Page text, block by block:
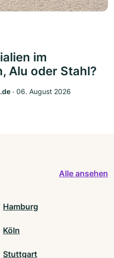
im
Alu oder Stahl?
‧ 06. August 2026
Alle ansehen
Hamburg
Köln
Stuttgart